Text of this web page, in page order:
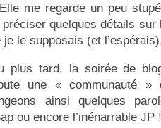
me regarde un peu
préciser quelques détails
le supposais (et
plus tard, la soirée de
une « communauté »
ainsi quelques
ou encore l’inénarrable JP !